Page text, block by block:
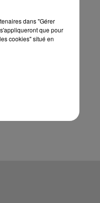
dans "Gérer
que pour
cookies" situé en